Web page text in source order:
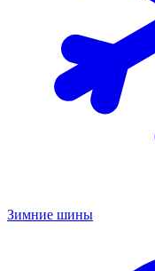
Зимние шины